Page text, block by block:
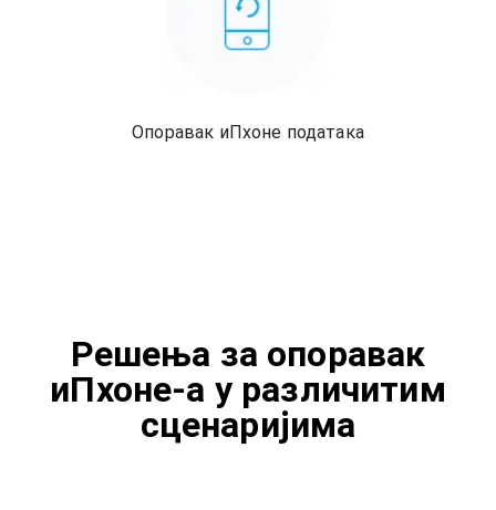
Опоравак иПхоне података
Решења за опоравак
иПхоне-а у различитим
сценаријима